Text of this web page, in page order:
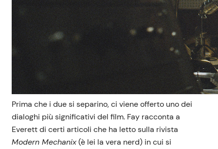
Prima che i due si separino, ci viene offerto uno dei
dialoghi più significativi del film. Fay racconta a
Everett di certi articoli che ha letto sulla rivista
Modern Mechanix(è lei la vera nerd) in cui si